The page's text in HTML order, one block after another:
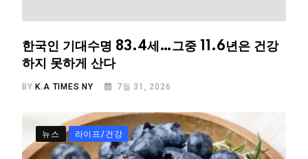
한국인 기대수명 83.4세…그중 11.6년은 건강
하지 못하게 산다
BY K.A TIMES NY 7월 31, 2026
뉴스 라이프/건강